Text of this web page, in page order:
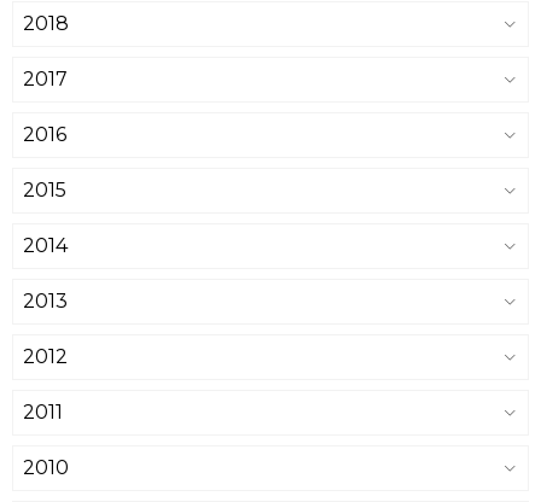
2018
2017
2016
2015
2014
2013
2012
2011
2010